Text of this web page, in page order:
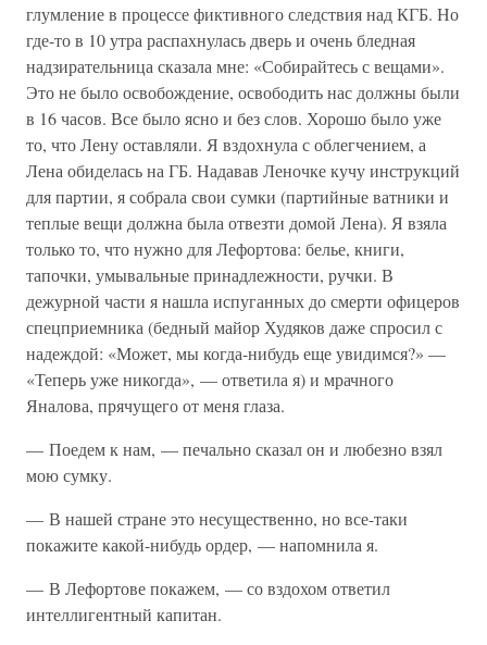
глумление в процессе фиктивного следствия над КГБ. Но
где-то в 10 утра распахнулась дверь и очень бледная
надзирательница сказала мне: «Собирайтесь с вещами».
Это не было освобождение, освободить нас должны были
в 16 часов. Все было ясно и без слов. Хорошо было уже
то, что Лену оставляли. Я вздохнула с облегчением, а
Лена обиделась на ГБ. Надавав Леночке кучу инструкций
для партии, я собрала свои сумки (партийные ватники и
теплые вещи должна была отвезти домой Лена). Я взяла
только то, что нужно для Лефортова: белье, книги,
тапочки, умывальные принадлежности, ручки. В
дежурной части я нашла испуганных до смерти офицеров
спецприемника (бедный майор Худяков даже спросил с
надеждой: «Может, мы когда-нибудь еще увидимся?» —
«Теперь уже никогда», — ответила я) и мрачного
Яналова, прячущего от меня глаза.
— Поедем к нам, — печально сказал он и любезно взял
мою сумку.
— В нашей стране это несущественно, но все-таки
покажите какой-нибудь ордер, — напомнила я.
— В Лефортове покажем, — со вздохом ответил
интеллигентный капитан.